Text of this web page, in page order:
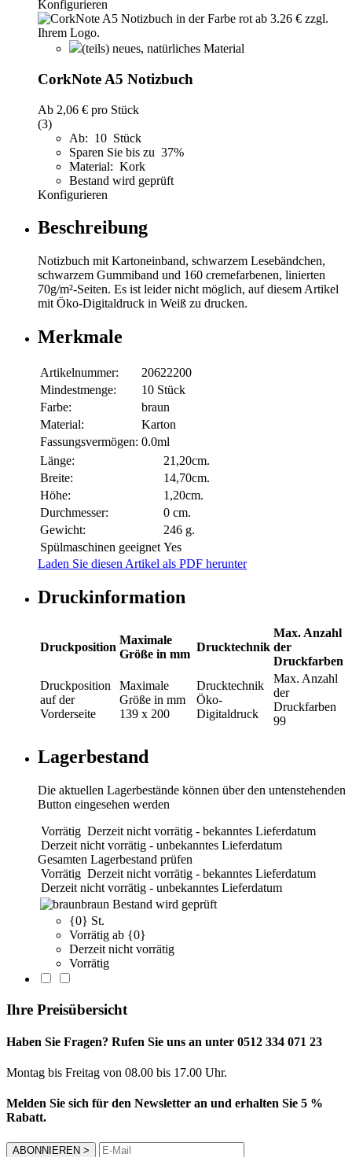
Konfigurieren
(teils) neues, natürliches Material
CorkNote A5 Notizbuch
Ab 2,06 € pro Stück
(3)
Ab: 10 Stück
Sparen Sie bis zu 37%
Material: Kork
Bestand wird geprüft
Konfigurieren
Beschreibung
Notizbuch mit Kartoneinband, schwarzem Lesebändchen,
schwarzem Gummiband und 160 cremefarbenen, linierten
70g/m²-Seiten. Es ist leider nicht möglich, auf diesem Artikel
mit Öko-Digitaldruck in Weiß zu drucken.
Merkmale
Artikelnummer:
20622200
Mindestmenge:
10 Stück
Farbe:
braun
Material:
Karton
Fassungsvermögen: 0.0ml
Länge:
21,20cm.
Breite:
14,70cm.
Höhe:
1,20cm.
Durchmesser:
0 cm.
Gewicht:
246 g.
Spülmaschinen geeignet Yes
Laden Sie diesen Artikel als PDF herunter
Druckinformation
Druckposition
Maximale
Größe in mm
Drucktechnik
Max. Anzahl
der
Druckfarben
Druckposition
auf der
Vorderseite
Maximale
Größe in mm
139 x 200
Drucktechnik
Öko-
Digitaldruck
Max. Anzahl
der
Druckfarben
99
Lagerbestand
Die aktuellen Lagerbestände können über den untenstehenden
Button eingesehen werden
Vorrätig Derzeit nicht vorrätig - bekanntes Lieferdatum
Derzeit nicht vorrätig - unbekanntes Lieferdatum
Gesamten Lagerbestand prüfen
Vorrätig Derzeit nicht vorrätig - bekanntes Lieferdatum
Derzeit nicht vorrätig - unbekanntes Lieferdatum
braun Bestand wird geprüft
{0} St.
Vorrätig ab {0}
Derzeit nicht vorrätig
Vorrätig
Ihre Preisübersicht
Haben Sie Fragen? Rufen Sie uns an unter 0512 334 071 23
Montag bis Freitag von 08.00 bis 17.00 Uhr.
Melden Sie sich für den Newsletter an und erhalten Sie 5 %
Rabatt.
ABONNIEREN >